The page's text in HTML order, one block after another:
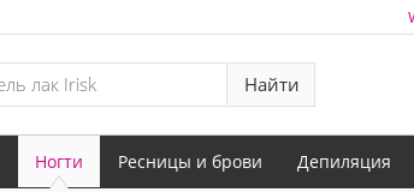
Найти
Ногти Ресницы и брови Депиляция